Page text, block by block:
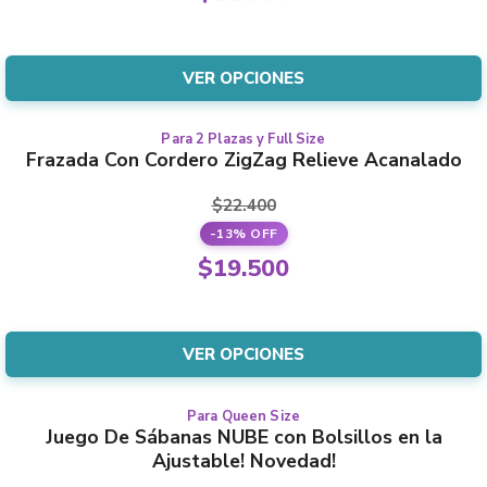
producto
precio
era:
$36.000.
precio
actual
es:
$31.500.
VER OPCIONES
opciones
pueden
elegir
en
la
página
del
producto
Para 2 Plazas y Full Size
Frazada Con Cordero ZigZag Relieve Acanalado
$22.400
-13% OFF
El
era:
$22.400.
$19.500
precio
actual
es:
$19.500.
VER OPCIONES
Este
producto
tiene
varias
variantes.
Las
se
pueden
elegir
en
la
página
Para Queen Size
Juego De Sábanas NUBE con Bolsillos en la
Ajustable! Novedad!
Este
producto
tiene